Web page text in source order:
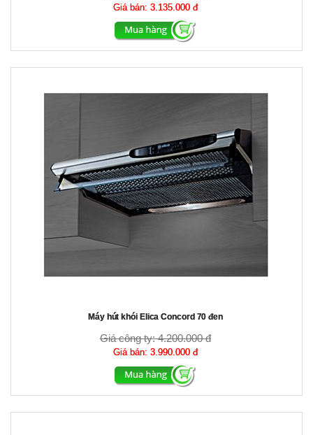
Giá bán: 3.135.000 đ
Máy hút khói Elica Concord 70 đen
Giá công ty:4.200.000 đ
Giá bán: 3.990.000 đ